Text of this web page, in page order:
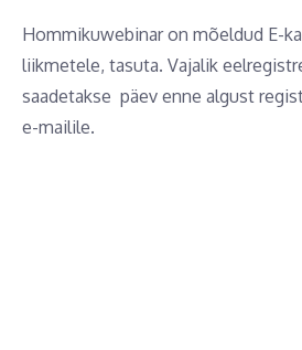
Hommikuwebinar on mõeldud E-
liikmetele, tasuta. Vajalik
saadetakse päev enne algust
e-mailile.